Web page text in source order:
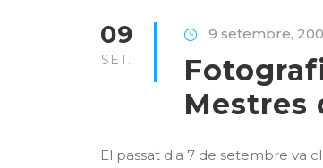
09
SET.
9 setembre,
Mestres
El passat dia 7 de setembre va